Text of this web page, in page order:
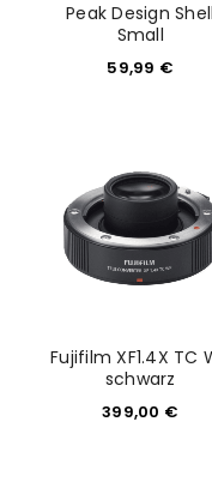
Peak Design Shell
Small
59,99 €
Fujifilm XF1.4X TC
schwarz
399,00 €